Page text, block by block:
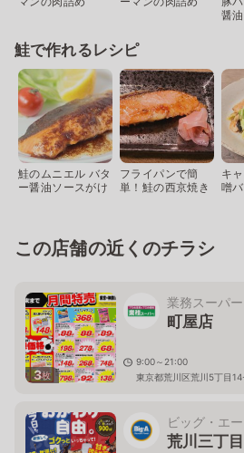
醤
鮭で作れるレシピ
鮭のムニエル バタ
ー醤油ソースがけ
フライパンで簡
単！鮭の西京焼き
キ
噌
この店舗の近くのチラシ
3枚
業務スーパー
町屋店
9:00～21:00
東京都荒川区荒川5丁目
ビッグ・エー
荒川三丁目